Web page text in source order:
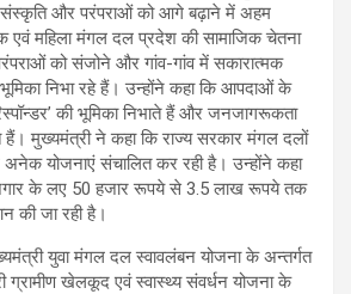
और परंपराओं को आगे बढ़ाने में अहम
एवं महिला मंगल दल प्रदेश की सामाजिक चेतना
को संजोने और गांव-गांव में सकारात्मक
भूमिका निभा रहे हैं। उन्होंने कहा कि आपदाओं के
की भूमिका निभाते हैं और जनजागरूकता
मुख्यमंत्री ने कहा कि राज्य सरकार मंगल दलों
योजनाएं संचालित कर रही है। उन्होंने कहा
के लए 50 हजार रूपये से 3.5 लाख रूपये तक
की जा रही है।
युवा मंगल दल स्वावलंबन योजना के अन्तर्गत
ग्रामीण खेलकूद एवं स्वास्थ्य संवर्धन योजना के